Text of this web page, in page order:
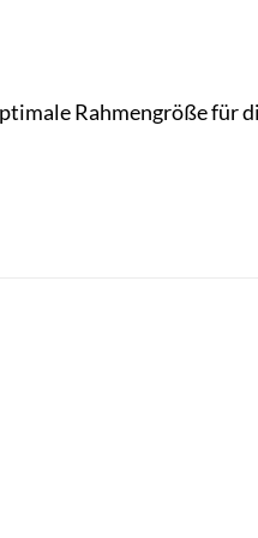
Rahmengröße für